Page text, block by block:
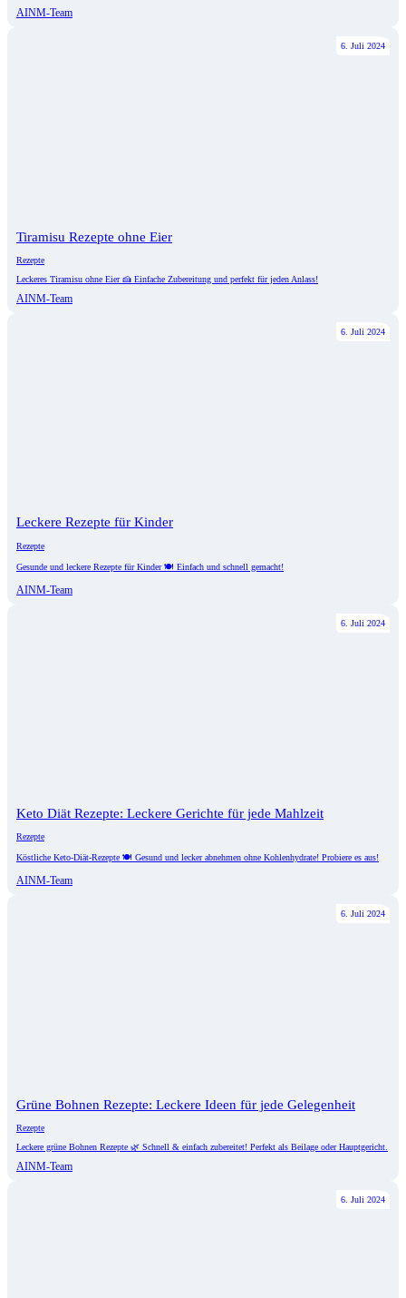
AINM-Team
Tiramisu Rezepte ohne Eier
Rezepte
Leckeres Tiramisu ohne Eier 🍰 Einfache Zubereitung und perfekt für jeden Anlass!
AINM-Team
6. Juli 2024
Leckere Rezepte für Kinder
Rezepte
Gesunde und leckere Rezepte für Kinder 🍽️ Einfach und schnell gemacht!
AINM-Team
6. Juli 2024
Keto Diät Rezepte: Leckere Gerichte für jede Mahlzeit
Rezepte
Köstliche Keto-Diät-Rezepte 🍽️ Gesund und lecker abnehmen ohne Kohlenhydrate! Probiere es aus!
AINM-Team
6. Juli 2024
Grüne Bohnen Rezepte: Leckere Ideen für jede Gelegenheit
Rezepte
Leckere grüne Bohnen Rezepte 🌿 Schnell & einfach zubereitet! Perfekt als Beilage oder Hauptgericht.
AINM-Team
6. Juli 2024
6. Juli 2024